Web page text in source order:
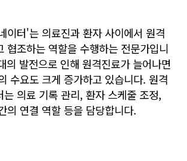
이터'는 의료진과 환자 사이에서 원격
협조하는 역할을 수행하는 전문가입니
의 발전으로 인해 원격진료가 늘어나면
수요도 크게 증가하고 있습니다. 원격
는 의료 기록 관리, 환자 스케줄 조정,
의 연결 역할 등을 담당합니다.